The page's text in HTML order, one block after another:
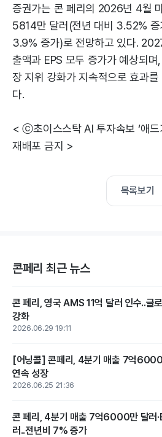
증권가는 콘 페리의 2026년 4월
5814만 달러(전년 대비 3.52%
3.9% 증가)로 전망하고 있다.
출액과 EPS 모두 증가가 예상되며
장 지위 강화가 지속적으로 효과
다.
< ⓒ초이스스탁 AI 투자속보 ‘애드
재배포 금지 >
목록보기
콘페리 최근 뉴스
콘 페리, 영국 AMS 11억 달러 인수..글
강화
2026.06.29 19:11
[어닝콜] 콘페리, 4분기 매출 7억6000
연속 성장
2026.06.25 21:36
콘 페리, 4분기 매출 7억6000만 달러
러..전년비 7% 증가